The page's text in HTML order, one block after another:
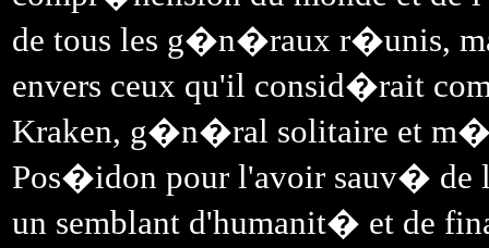
de tous les g�n�raux r�unis,
envers ceux qu'il consid�rait
Kraken, g�n�ral solitaire et
Pos�idon pour l'avoir sauv� de
un semblant d'humanit� et de